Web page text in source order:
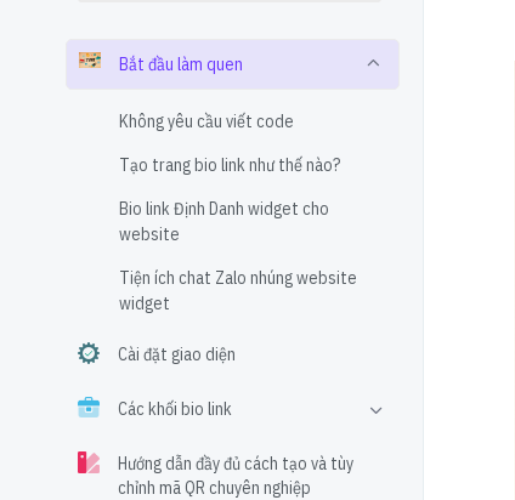
Bắt đầu làm quen
Không yêu cầu viết code
Tạo trang bio link như thế nào?
Bio link Định Danh widget cho
website
Tiện ích chat Zalo nhúng website
widget
Cài đặt giao diện
Các khối bio link
Hướng dẫn đầy đủ cách tạo và tùy
chỉnh mã QR chuyên nghiệp